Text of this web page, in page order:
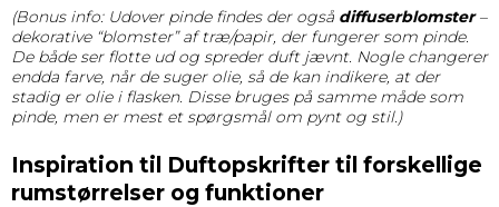
(Bonus info: Udover pinde findes der også diffuserblomster–
dekorative “blomster” af træ/papir, der fungerer som pinde.
De både ser flotte ud og spreder duft jævnt. Nogle changerer
endda farve, når de suger olie, så de kan indikere, at der
stadig er olie i flasken. Disse bruges på samme måde som
pinde, men er mest et spørgsmål om pynt og stil.)
Inspiration til Duftopskrifter til forskellige
rumstørrelser og funktioner